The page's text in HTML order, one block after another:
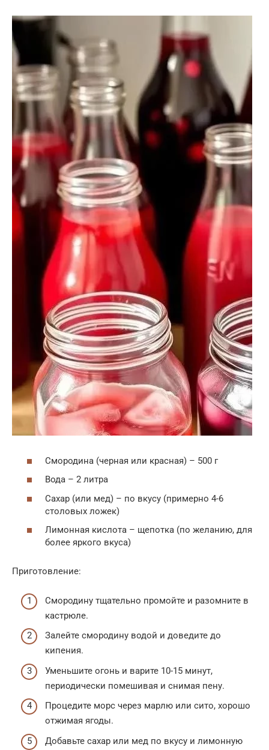
Смородина (черная или красная) – 500 г
Вода – 2 литра
Сахар (или мед) – по вкусу (примерно 4-6
столовых ложек)
Лимонная кислота – щепотка (по желанию, для
более яркого вкуса)
Приготовление:
Смородину тщательно промойте и разомните в
кастрюле.
Залейте смородину водой и доведите до
кипения.
Уменьшите огонь и варите 10-15 минут,
периодически помешивая и снимая пену.
Процедите морс через марлю или сито, хорошо
отжимая ягоды.
Добавьте сахар или мед по вкусу и лимонную